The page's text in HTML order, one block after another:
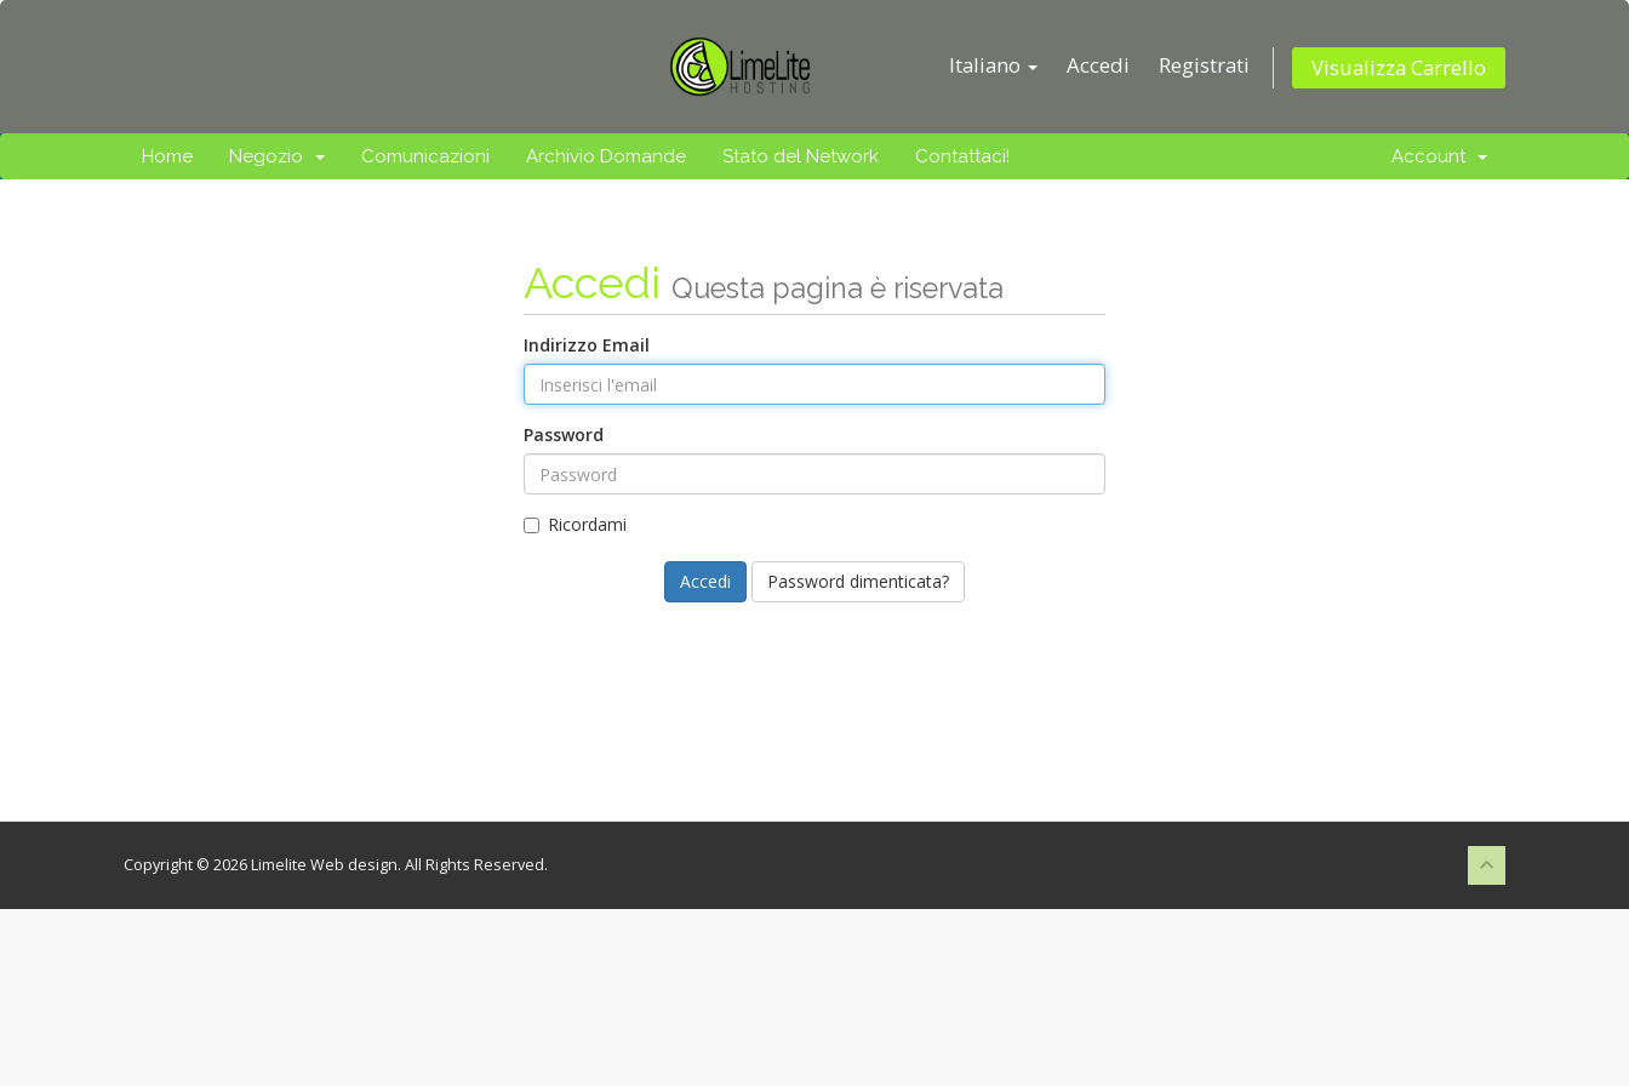
Italiano Accedi Registrati Visualizza Carrello
Home Negozio Comunicazioni Archivio Domande Stato del Network Contattaci! Account
Accedi Questa pagina è riservata
Indirizzo Email
Password
Ricordami
Password dimenticata?
Copyright © 2026 Limelite Web design. All Rights Reserved.